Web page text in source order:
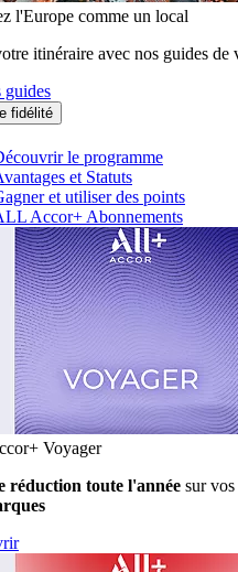
l'Europe comme un local
itinéraire avec nos guides de
guides
fidélité
le programme
et Statuts
et utiliser des points
Accor+ Abonnements
Voyager
réduction toute l'année sur vos